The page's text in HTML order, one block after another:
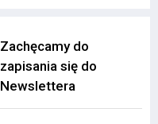
Zachęcamy do
zapisania się do
Newslettera